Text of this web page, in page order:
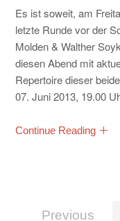
Es ist soweit, am
letzte Runde vor der
Molden & Walther
diesen Abend mit
Repertoire dieser
07. Juni 2013, 19.00
Continue Reading
Previous